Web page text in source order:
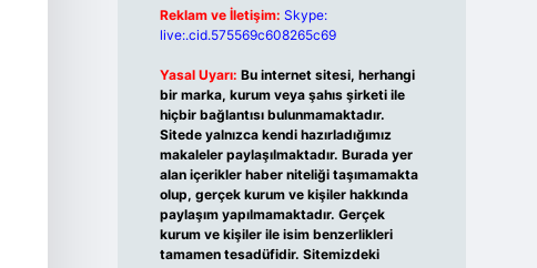
Reklam ve İletişim: Skype:
live:.cid.575569c608265c69
Yasal Uyarı: Bu internet sitesi, herhangi
bir marka, kurum veya şahıs şirketi ile
hiçbir bağlantısı bulunmamaktadır.
Sitede yalnızca kendi hazırladığımız
makaleler paylaşılmaktadır. Burada yer
alan içerikler haber niteliği taşımamakta
olup, gerçek kurum ve kişiler hakkında
paylaşım yapılmamaktadır. Gerçek
kurum ve kişiler ile isim benzerlikleri
tamamen tesadüfidir. Sitemizdeki